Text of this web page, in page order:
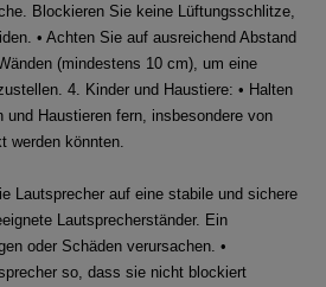
Blockieren Sie keine Lüftungsschlitze,
• Achten Sie auf ausreichend Abstand
(mindestens 10 cm), um eine
4. Kinder und Haustiere: • Halten
und Haustieren fern, insbesondere von
werden könnten.
Lautsprecher auf eine stabile und sichere
Lautsprecherständer. Ein
oder Schäden verursachen. •
so, dass sie nicht blockiert